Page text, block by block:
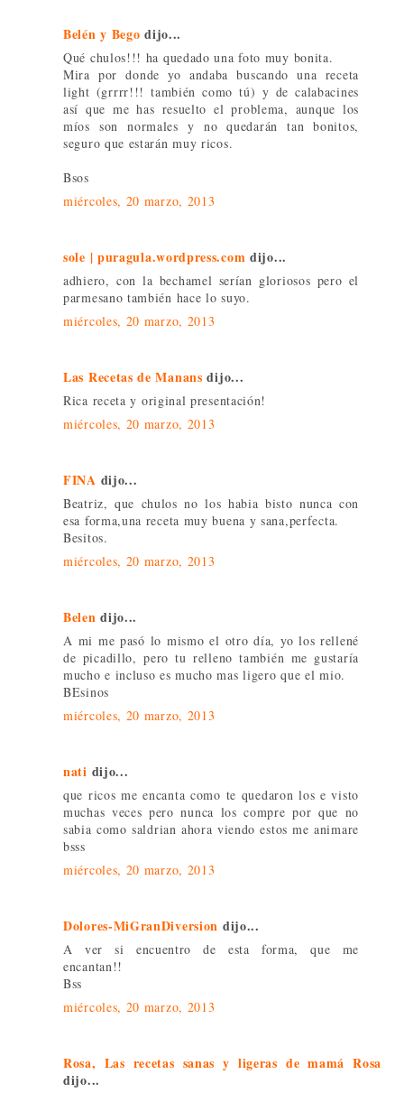
Belén y Bego dijo...
Qué chulos!!! ha quedado una foto muy bonita.
Mira por donde yo andaba buscando una receta
light (grrrr!!! también como tú) y de calabacines
así que me has resuelto el problema, aunque los
míos son normales y no quedarán tan bonitos,
seguro que estarán muy ricos.
Bsos
miércoles, 20 marzo, 2013
sole | puragula.wordpress.com dijo...
adhiero, con la bechamel serían gloriosos pero el
parmesano también hace lo suyo.
miércoles, 20 marzo, 2013
Las Recetas de Manans dijo...
Rica receta y original presentación!
miércoles, 20 marzo, 2013
FINA dijo...
Beatriz, que chulos no los habia bisto nunca con
esa forma,una receta muy buena y sana,perfecta.
Besitos.
miércoles, 20 marzo, 2013
Belen dijo...
A mi me pasó lo mismo el otro día, yo los rellené
de picadillo, pero tu relleno también me gustaría
mucho e incluso es mucho mas ligero que el mio.
BEsinos
miércoles, 20 marzo, 2013
nati dijo...
que ricos me encanta como te quedaron los e visto
muchas veces pero nunca los compre por que no
sabia como saldrian ahora viendo estos me animare
bsss
miércoles, 20 marzo, 2013
Dolores-MiGranDiversion dijo...
A ver si encuentro de esta forma, que me
encantan!!
Bss
miércoles, 20 marzo, 2013
Rosa, Las recetas sanas y ligeras de mamá Rosa
dijo...